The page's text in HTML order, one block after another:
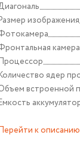
изображения
камера
ядер
встроенной
к описанию